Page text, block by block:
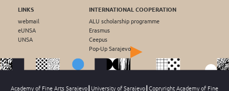
LINKS
webmail
eUNSA
UNSA
INTERNATIONAL COOPERATION
ALU scholarship programme
Erasmus
Ceepus
Pop-Up Sarajevo
Academy of Fine Arts Sarajevo┃University of Sarajevo┃Copryright Academy of Fine